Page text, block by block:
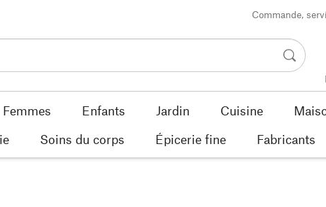
Commande,
Femmes Enfants Jardin Cuisine
Soins du corps Épicerie fine Fabricants